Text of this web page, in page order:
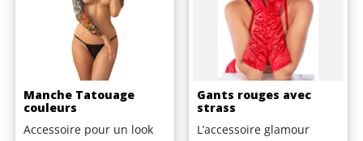
Manche Tatouage
couleurs
Accessoire pour un look
Gants rouges avec
strass
L’accessoire glamour